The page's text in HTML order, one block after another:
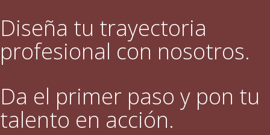
Diseña tu trayectoria
profesional con nosotros.
Da el primer paso y pon tu
talento en acción.